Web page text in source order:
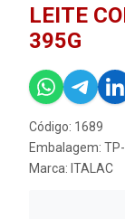
LEITE
395G
Código: 1689
Embalagem:
Marca: ITALAC